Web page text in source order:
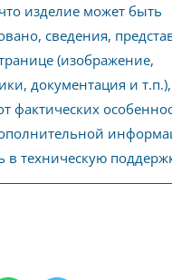
изделие может быть
сведения,
(изображение,
документация и
фактических
в техническую